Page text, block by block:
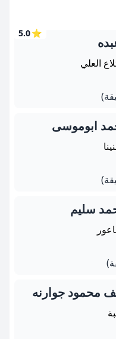
⭐
5.0
العلي
ابوموسى
سليم
محمود جوارنه